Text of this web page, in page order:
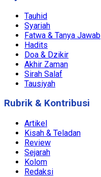
Tauhid
Syariah
Fatwa & Tanya Jawab
Hadits
Doa & Dzikir
Akhir Zaman
Sirah Salaf
Tausiyah
Rubrik & Kontribusi
Artikel
Kisah & Teladan
Review
Sejarah
Kolom
Redaksi